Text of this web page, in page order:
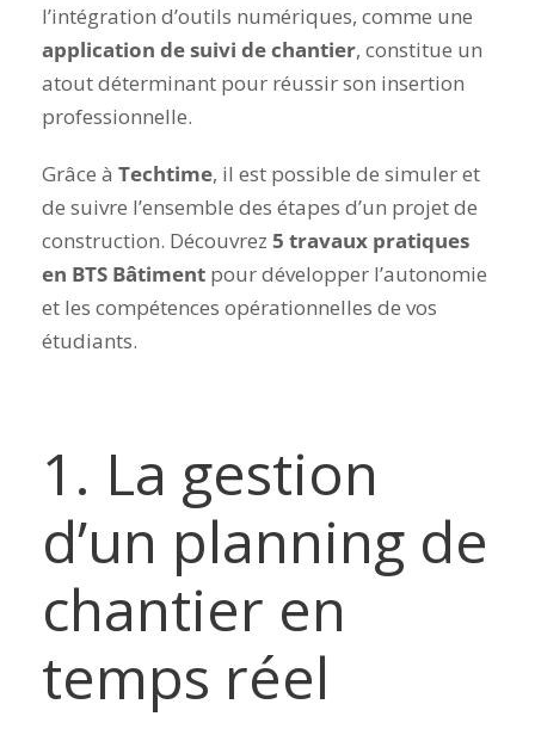
l’intégration d’outils numériques, comme une
application de suivi de chantier, constitue un
atout déterminant pour réussir son insertion
professionnelle.
Grâce à Techtime, il est possible de simuler et
de suivre l’ensemble des étapes d’un projet de
construction. Découvrez 5 travaux pratiques
en BTS Bâtiment pour développer l’autonomie
et les compétences opérationnelles de vos
étudiants.
1. La gestion
d’un planning de
chantier en
temps réel